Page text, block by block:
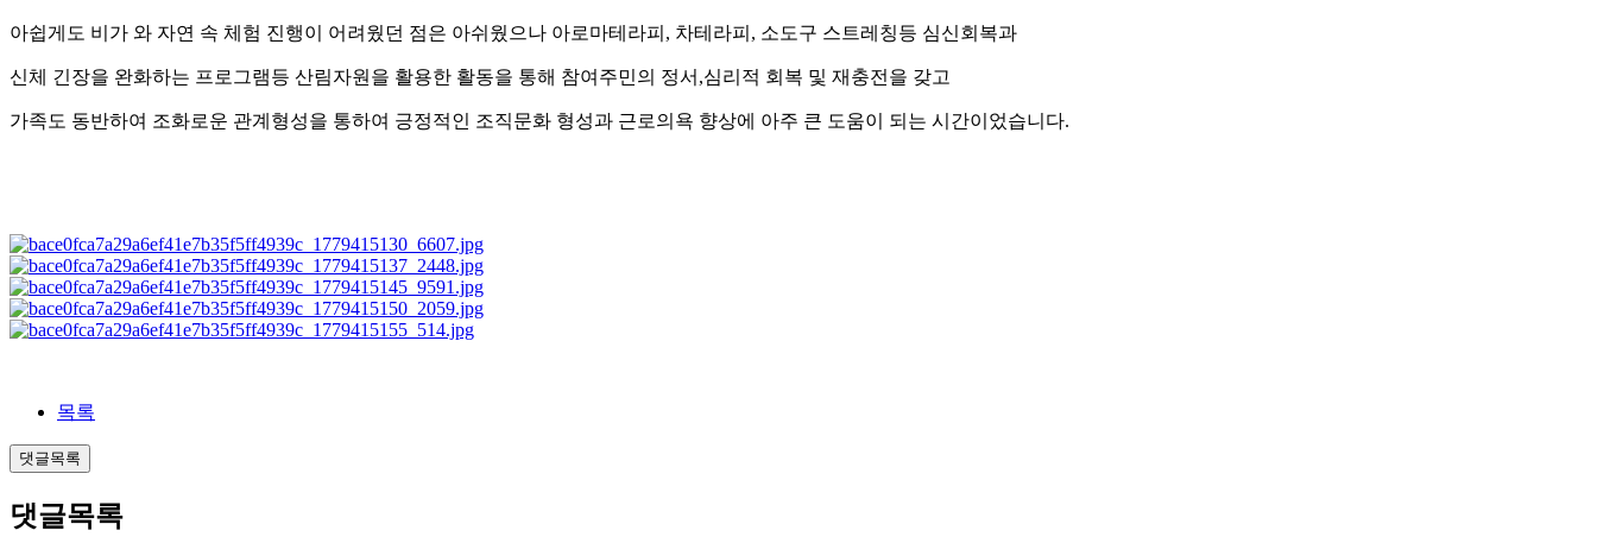
아쉽게도 비가 와 자연 속 체험 진행이 어려웠던 점은 아쉬웠으나 아로마테라피, 차테라피, 소도구 스트레칭등 심신회복과
신체 긴장을 완화하는 프로그램등 산림자원을 활용한 활동을 통해 참여주민의 정서,심리적 회복 및 재충전을 갖고
가족도 동반하여 조화로운 관계형성을 통하여 긍정적인 조직문화 형성과 근로의욕 향상에 아주 큰 도움이 되는 시간이었습니다.
목록
댓글목록
댓글목록